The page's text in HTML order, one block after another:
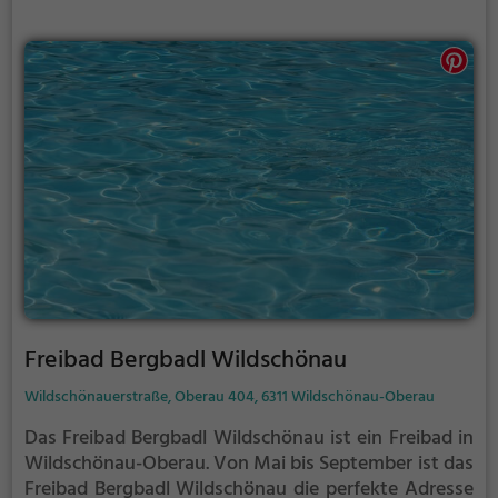
hierzu findest du auf der Website.
Freibad Bergbadl Wildschönau
Wildschönauerstraße, Oberau 404, 6311 Wildschönau-Oberau
Das Freibad Bergbadl Wildschönau ist ein Freibad in
Wildschönau-Oberau.Von Mai bis September ist das
Freibad Bergbadl Wildschönau die perfekte Adresse